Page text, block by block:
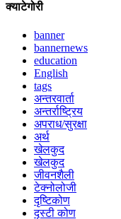
क्याटेगोरी
banner
bannernews
education
English
tags
अन्तरवार्ता
अन्तर्राष्ट्रिय
अपराध/सुरक्षा
अर्थ
खेलकुद
खेलकुद
जीवनशैली
टेक्नोलोजी
दृष्टिकोण
दृस्टी कोण